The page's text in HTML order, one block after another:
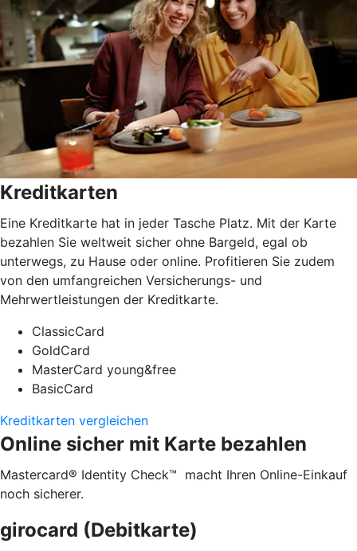
Kreditkarten
Eine Kreditkarte hat in jeder Tasche Platz. Mit der Karte
bezahlen Sie weltweit sicher ohne Bargeld, egal ob
unterwegs, zu Hause oder online. Profitieren Sie zudem
von den umfangreichen Versicherungs- und
Mehrwertleistungen der Kreditkarte.
ClassicCard
GoldCard
MasterCard young&free
BasicCard
Kreditkarten vergleichen
Online sicher mit Karte bezahlen
Mastercard® Identity Check™ macht Ihren Online-Einkauf
noch sicherer.
girocard (Debitkarte)